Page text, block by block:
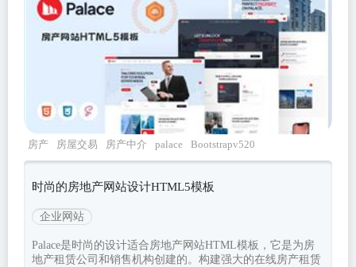
房产 房屋交易 房产中介 palace Bootstrapv520
时尚的房地产网站设计HTML5模板
企业网站
Palace是时尚的设计适合房地产网站HTML模板，它是为房
地产租赁公司和销售机构创建的。构建强大的在线房产租赁